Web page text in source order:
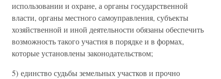
использовании и охране, а органы государственной
власти, органы местного самоуправления, субъекты
хозяйственной и иной деятельности обязаны обеспечить
возможность такого участия в порядке и в формах,
которые установлены законодательством;
5) единство судьбы земельных участков и прочно